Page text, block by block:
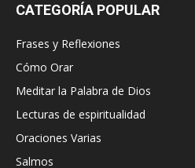
CATEGORÍA POPULAR
Frases y Reflexiones
Cómo Orar
Meditar la Palabra de Dios
Lecturas de espiritualidad
Oraciones Varias
Salmos